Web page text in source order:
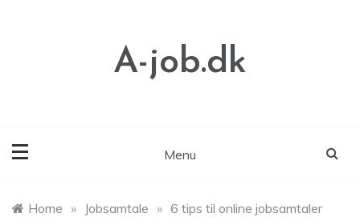
A-job.dk
Menu
Home » Jobsamtale » 6 tips til online jobsamtaler